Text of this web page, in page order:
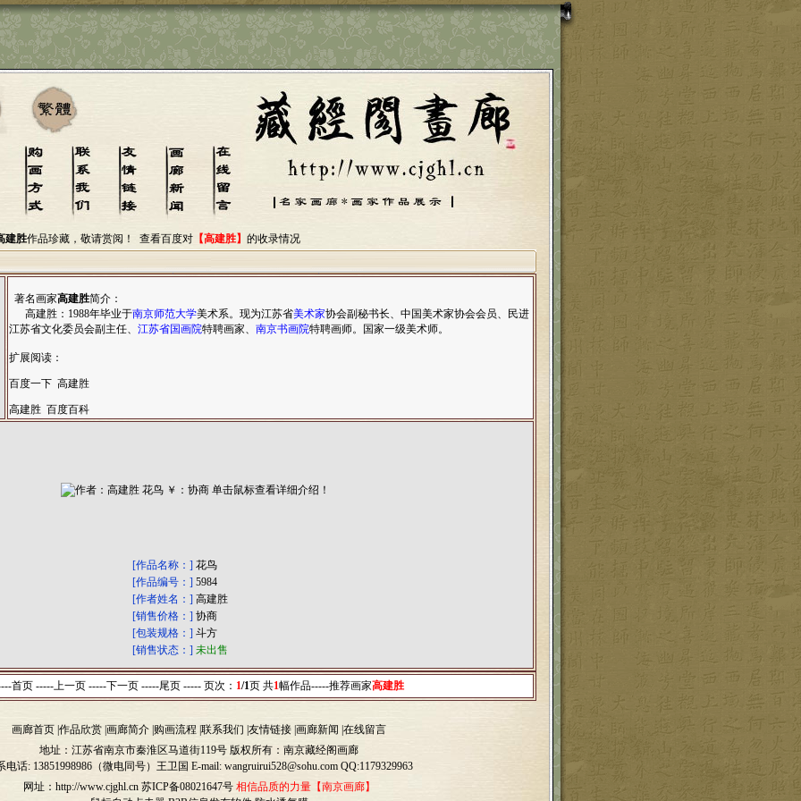
建胜作品珍藏，敬请赏阅！ 查看百度对【高建胜】 的收录情况
著名画家高建胜简介：
高建胜：1988年毕业于南京师范大学美术系。现为江苏省美术家协会副秘书长、中国美术家协会会员、民进
江苏省文化委员会副主任、 江苏省国画院特聘画家、 南京书画院特聘画师。国家一级美术师。
扩展阅读：
百度一下 高建胜
高建胜 百度百科
[作品名称：] 花鸟
[作品编号：] 5984
[作者姓名：] 高建胜
[销售价格：] 协商
[包装规格：] 斗方
[销售状态：] 未出售
首页 -----上一页 -----下一页 -----尾页 -----页次： 1/1页 共1幅作品-----推荐画家高建胜
画廊首页 作品欣赏 画廊简介 购画流程 联系我们 友情链接 画廊新闻 在线留言
地址：江苏省南京市秦淮区马道街119号 版权所有：南京藏经阁画廊
电话: 13851998986（微电同号） 王卫国 E-mail: wangruirui528@sohu.com QQ:1179329963
网址：http://www.cjghl.cn 苏ICP备08021647号 相信品质的力量【南京画廊】